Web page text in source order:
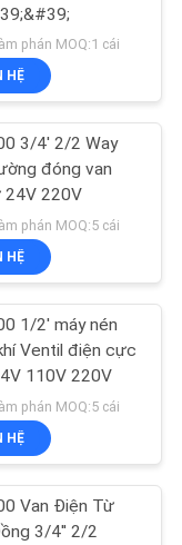
kiện
233
phán MOQ:1 cái
HỆ
3/4' 2/2 Way
đóng van
220V
phán MOQ:5 cái
HỆ
1/2' máy nén
Ventil điện cực
110V 220V
phán MOQ:5 cái
HỆ
Van Điện Từ
3/4'' 2/2